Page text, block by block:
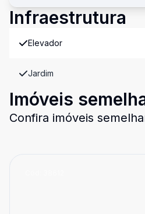
Infraestrutura
Elevador
Jardim
Imóveis
Confira imóveis